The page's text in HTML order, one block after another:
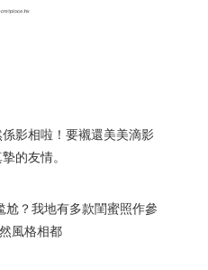
影相啦！要襯還美美滴影
的友情。
？我地有多款閨蜜照作參
風格相都